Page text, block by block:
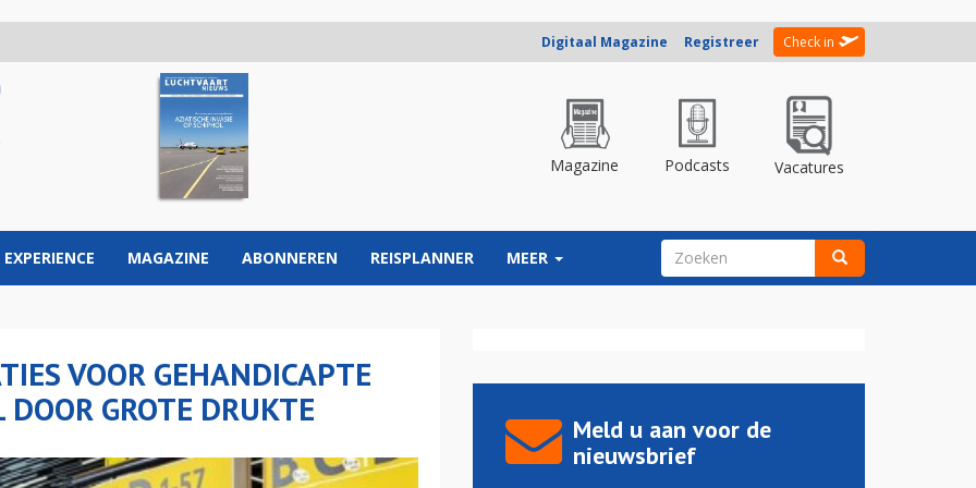
Digitaal Magazine Registreer Check in
Magazine Podcasts Vacatures
MAGAZINE ABONNEREN REISPLANNER MEER ZOEKVELD
VOOR GEHANDICAPTE
GROTE DRUKTE
Meld u aan voor de
nieuwsbrief